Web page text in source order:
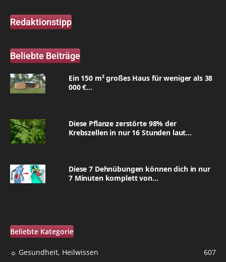
Redaktionstipp
Beliebte Beiträge
Ein 150 m² großes Haus für weniger als 38
000 €...
Diese Pflanze zerstörte 98% der
Krebszellen in nur 16 Stunden laut...
Diese 7 Dehnübungen können dich in nur
7 Minuten komplett von...
Beliebte Kategorie
☼ Gesundheit, Heilwissen
607